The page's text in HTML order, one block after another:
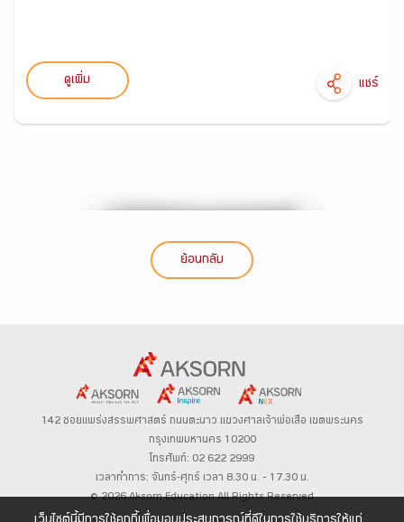
ดูเพิ่ม แชร์
ย้อนกลับ
142 ซอยแพร่งสรรพศาสตร์ ถนนตะนาว แขวงศาลเจ้าพ่อเสือ เขตพระนคร
กรุงเทพมหานคร 10200
โทรศัพท์: 02 622 2999
เวลาทำการ: จันทร์-ศุกร์ เวลา 8.30 น. – 17.30 น.
© 2026 Aksorn Education All Rights Reserved